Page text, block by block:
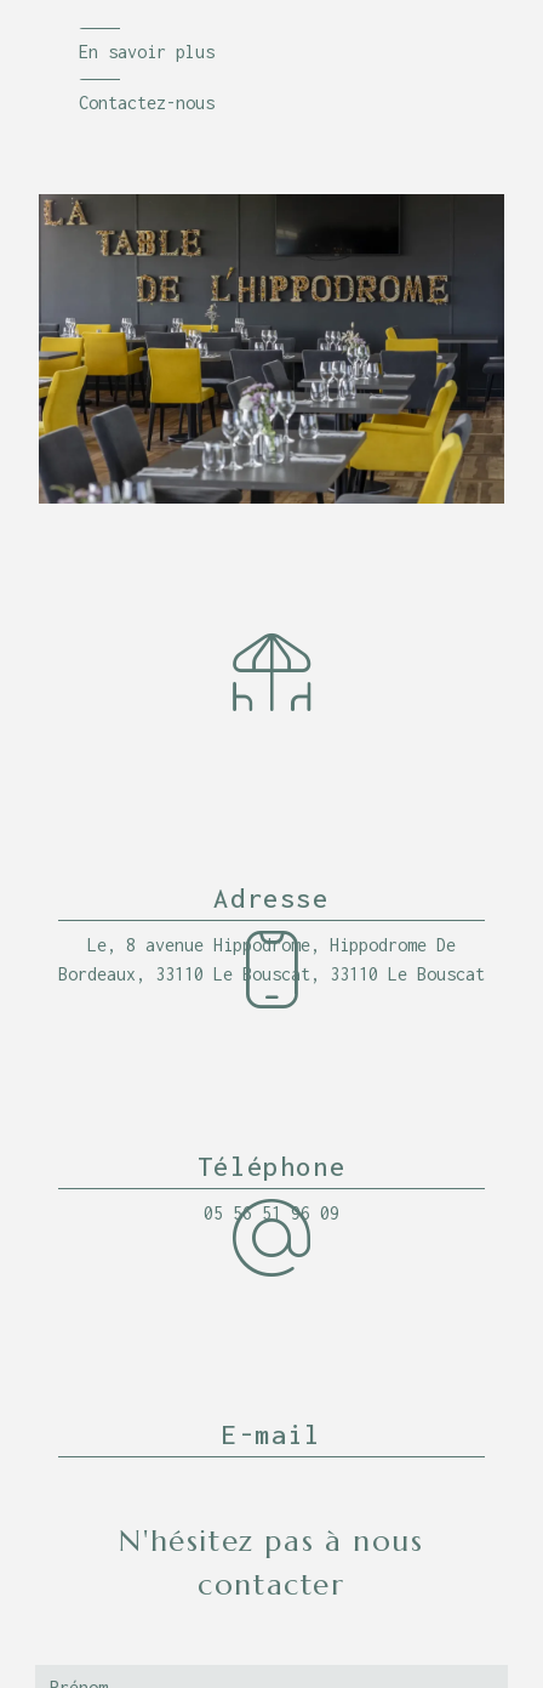
En savoir plus
Contactez-nous
Adresse
Le, 8 avenue Hippodrome, Hippodrome De
Bordeaux, 33110 Le Bouscat, 33110 Le Bouscat
Téléphone
05 56 51 96 09
E-mail
N'hésitez pas à nous
contacter